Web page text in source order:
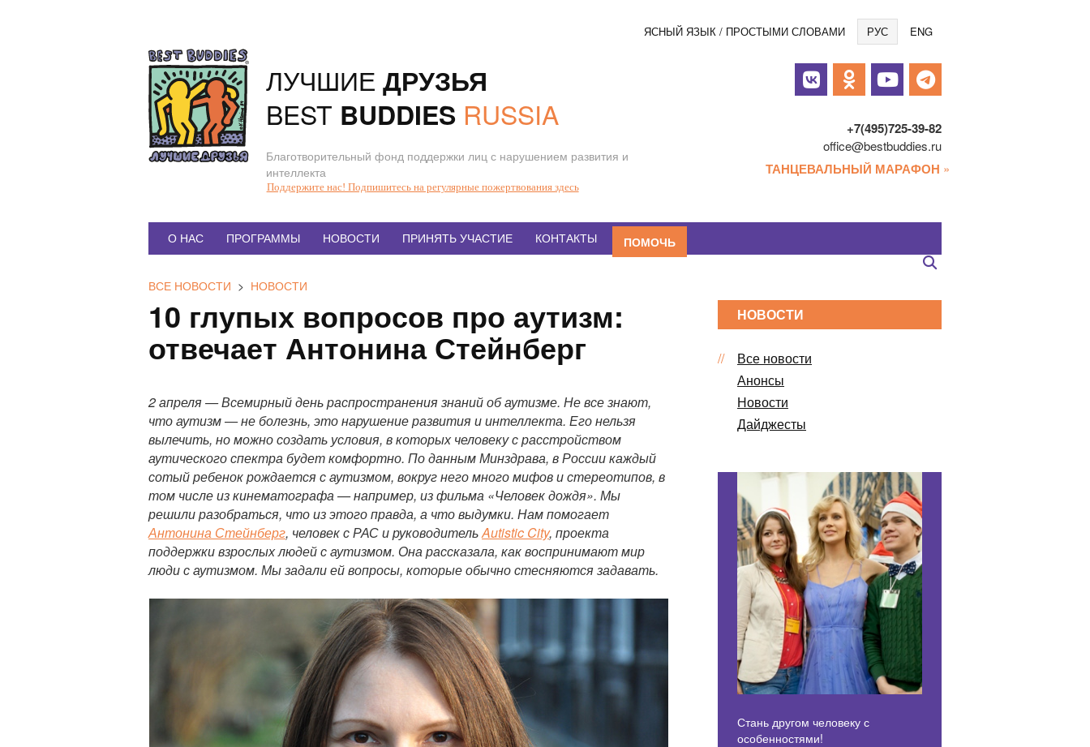
к
содержанию
ЯСНЫЙ ЯЗЫК / ПРОСТЫМИ СЛОВАМИ РУС ENG
ЛУЧШИЕ ДРУЗЬЯ
BEST BUDDIES RUSSIA
Благотворительный фонд поддержки лиц с нарушением развития и
интеллекта
+7(495)725-39-82
office@bestbuddies.ru
ТАНЦЕВАЛЬНЫЙ МАРАФОН »
Поддержите нас! Подпишитесь на регулярные пожертвования здесь
Главное
О НАС ПРОГРАММЫ НОВОСТИ ПРИНЯТЬ УЧАСТИЕ КОНТАКТЫ ПОМОЧЬ
ВСЕ НОВОСТИ > НОВОСТИ
10 глупых вопросов про аутизм:
отвечает Антонина Стейнберг
л
н
ы
й
т
е
к
с
т
п
у
2 апреля — Всемирный день распространения знаний об аутизме. Не все знают,
что аутизм — не болезнь, это нарушение развития и интеллекта. Его нельзя
вылечить, но можно создать условия, в которых человеку с расстройством
аутического спектра будет комфортно. По данным Минздрава, в России каждый
сотый ребенок рождается с аутизмом, вокруг него много мифов и стереотипов, в
том числе из кинематографа — например, из фильма «Человек дождя». Мы
решили разобраться, что из этого правда, а что выдумки. Нам помогает
Антонина Стейнберг, человек с РАС и руководительAutistic City, проекта
поддержки взрослых людей с аутизмом. Она рассказала, как воспринимают мир
люди с аутизмом. Мы задали ей вопросы, которые обычно стесняются задавать.
НОВОСТИ
Все новости
Анонсы
Новости
Дайджесты
Стань другом человеку с
особенностями!